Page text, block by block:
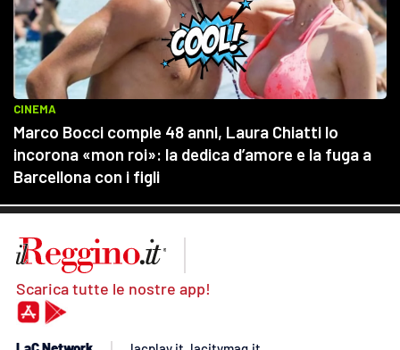
Scarica tutte le nostre app!